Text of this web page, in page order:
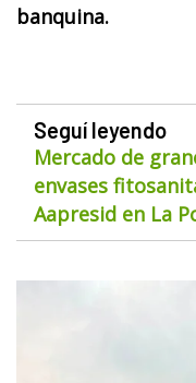
banquina.
Seguí leyendo
Mercado de
envases
Aapresid en La